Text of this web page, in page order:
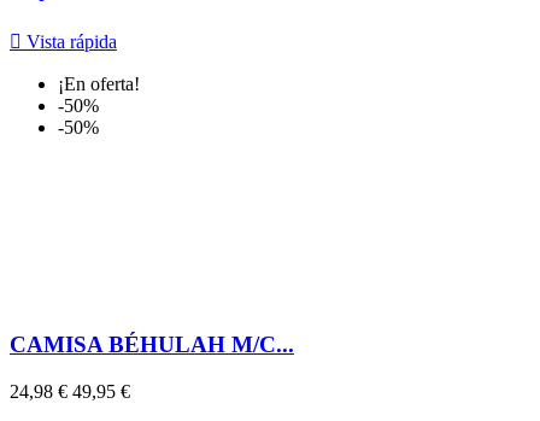
 Vista rápida
¡En oferta!
-50%
-50%
CAMISA BÉHULAH M/C...
24,98 € 49,95 €